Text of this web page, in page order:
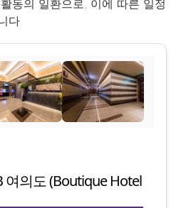
동의 일환으로, 이에 따른 일정
다.
여의도 (Boutique Hotel